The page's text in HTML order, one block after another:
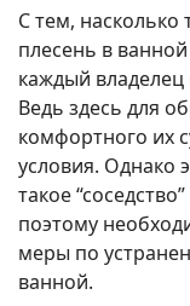
С тем, насколько
плесень в
каждый
Ведь здесь для
комфортного их
условия. Однако
такое
поэтому
меры по
ванной.